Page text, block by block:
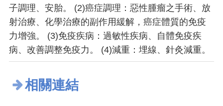
子調理、安胎。 (2)癌症調理：惡性腫瘤之手術、放
射治療、化學治療的副作用緩解，癌症體質的免疫
力增強。 (3)免疫疾病：過敏性疾病、自體免疫疾
病、改善調整免疫力。 (4)減重：埋線、針灸減重。
相關連結